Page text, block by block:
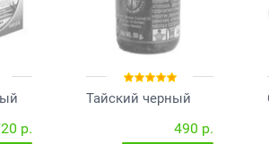
р.
Тайский черный
490 р.